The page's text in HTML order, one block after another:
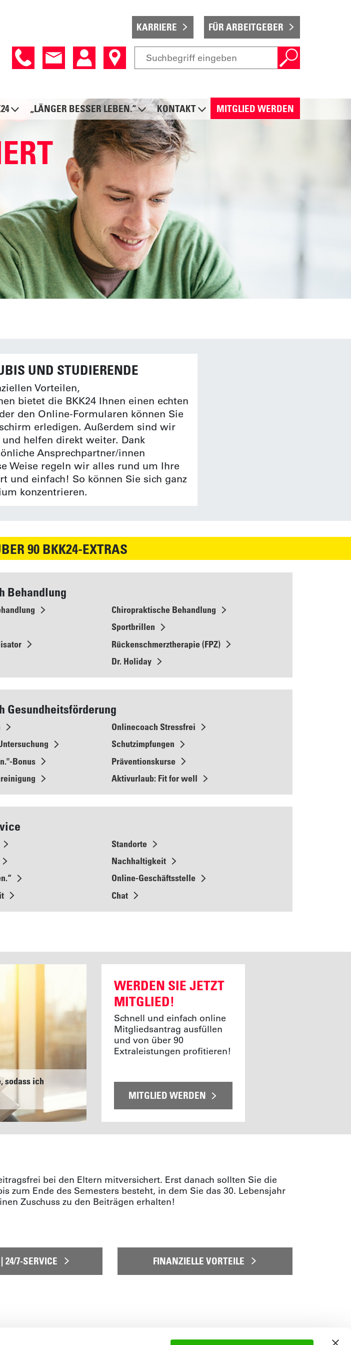
KARRIERE FÜR ARBEITGEBER
„LÄNGER BESSER LEBEN.“ KONTAKT MITGLIED WERDEN
UND STUDIERENDE
Vorteilen,
bietet die BKK24 Ihnen einen echten
den Online-Formularen können Sie
erledigen. Außerdem sind wir
helfen direkt weiter. Dank
Ansprechpartner/innen
Weise regeln wir alles rund um Ihre
und einfach! So können Sie sich ganz
konzentrieren.
90 BKK24-EXTRAS
Behandlung
Chiropraktische Behandlung
Sportbrillen
Rückenschmerztherapie (FPZ)
Dr. Holiday
Gesundheitsförderung
Bonus
Onlinecoach Stressfrei
Schutzimpfungen
Präventionskurse
Aktivurlaub: Fit for well
Standorte
Nachhaltigkeit
Online-Geschäftsstelle
Chat
sodass ich
WERDEN SIE JETZT
MITGLIED!
Schnell und einfach online
Mitgliedsantrag ausfüllen
und von über 90
Extraleistungen profitieren!
MITGLIED WERDEN
bei den Eltern mitversichert. Erst danach sollten Sie die
zum Ende des Semesters besteht, in dem Sie das 30. Lebensjahr
Zuschuss zu den Beiträgen erhalten!
24/7-SERVICE FINANZIELLE VORTEILE